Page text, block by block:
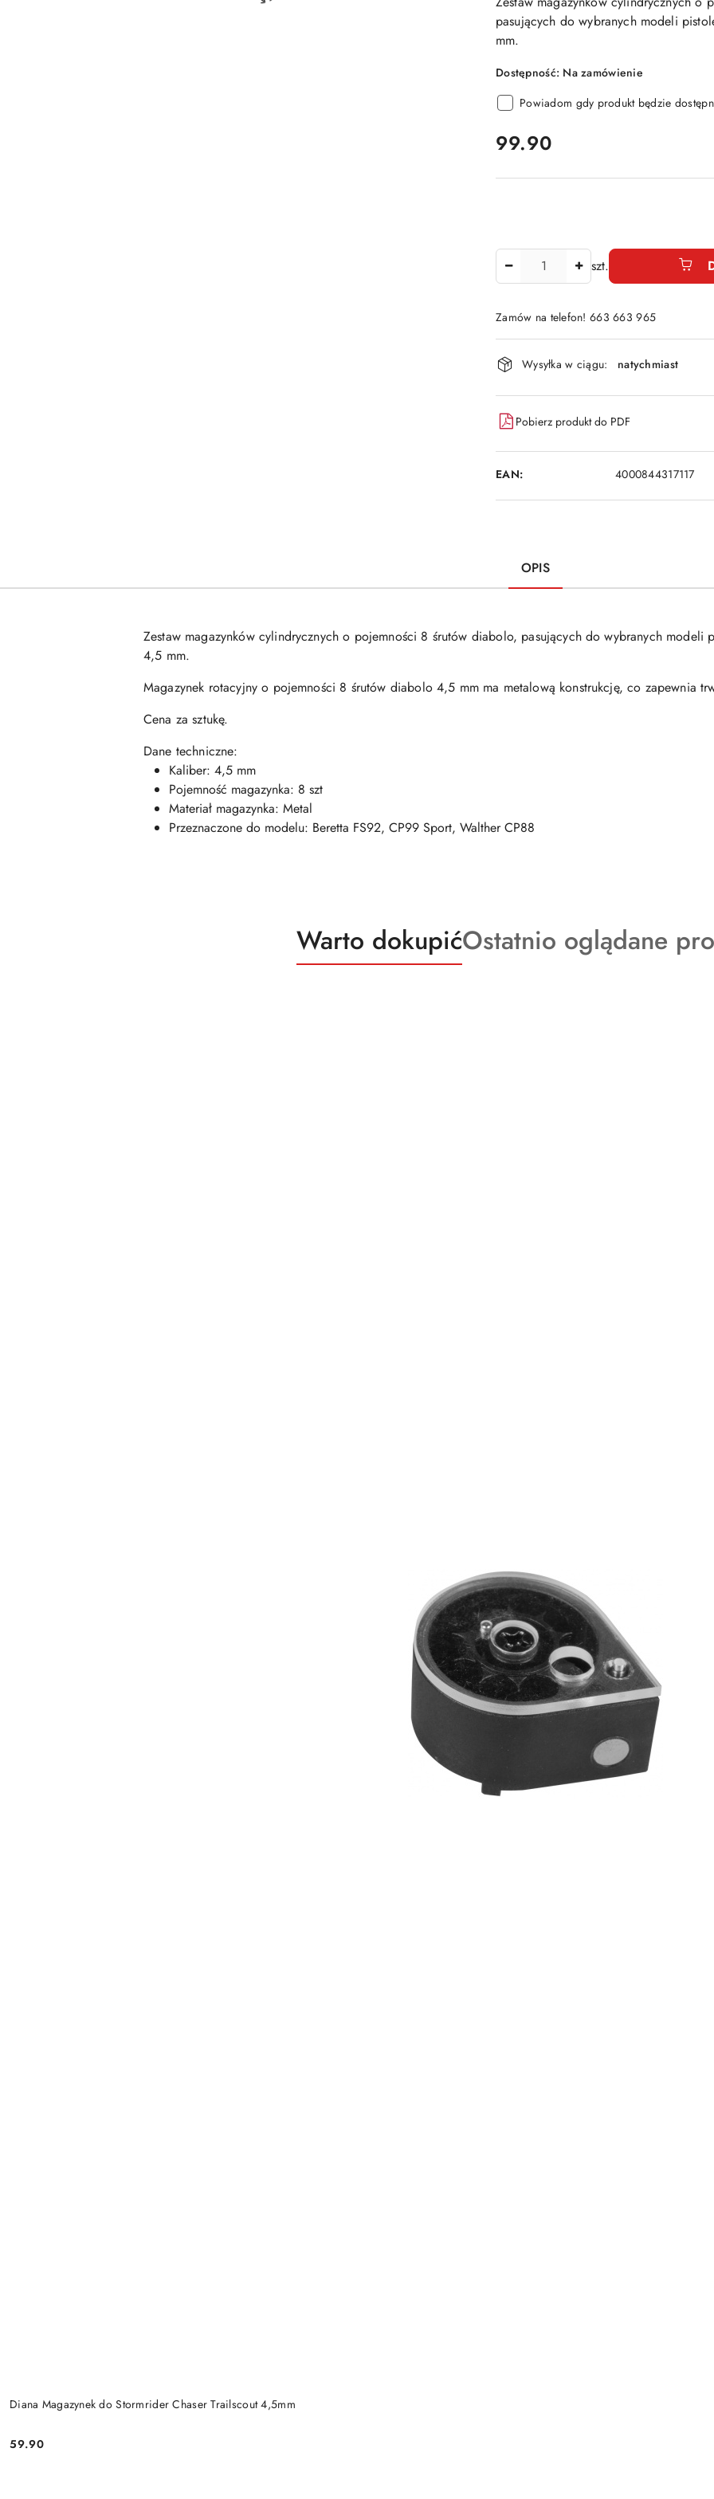
pasujących do wybranych modeli
mm.
Dostępność: Na zamówienie
Powiadom gdy produkt będzie
cena:
99.90
szt.
Zamów na telefon! 663 663 965
Dostępność
i
dostawa
Wysyłka w ciągu: natychmiast
Pobierz produkt do PDF
EAN: 4000844317117
OPIS
Zestaw magazynków cylindrycznych o pojemności 8 śrutów diabolo, pasujących do wybranych modeli
4,5 mm.
Magazynek rotacyjny o pojemności 8 śrutów diabolo 4,5 mm ma metalową konstrukcję, co zapewnia
Cena za sztukę.
Dane techniczne:
Kaliber: 4,5 mm
Pojemność magazynka: 8 szt
Materiał magazynka: Metal
Przeznaczone do modelu: Beretta FS92, CP99 Sport, Walther CP88
Produkty
o
Warto dokupićProdukty
o
Ostatnio oglądane
Diana Magazynek do Stormrider Chaser Trailscout 4,5mm
Cena:
59.90